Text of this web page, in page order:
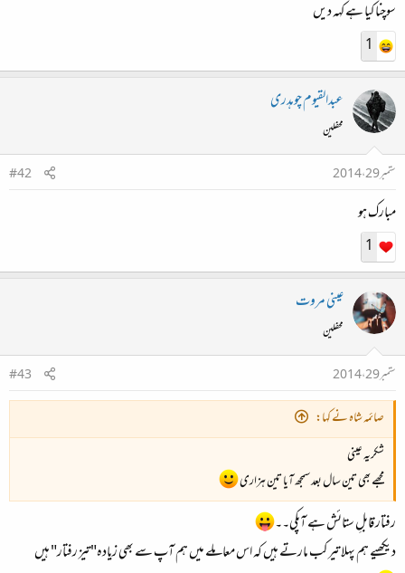
سوچنا کیا ہے کہہ دیں
1
عبدالقیوم چوہدری
محفلین
ستمبر 29، 2014
#42
مبارک ہو
1
عینی مروت
محفلین
ستمبر 29، 2014
#43
صائمہ شاہ نے کہا:
شکریہ عینی
مجھے بھی تین سال بعد سمجھ آیا تین ہزاری
رفتار قابلِ ستائش ہے آپکی۔۔
دیکھیے ہم پہلا تیر کب مارتے ہیں کہ اس معاملے میں ہم آپ سے بھی زیادہ"تیز رفتار" ہیں